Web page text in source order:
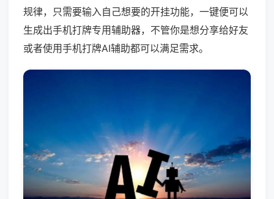
规律，只需要输入自己想要的开挂功能，一键便可以
生成出手机打牌专用辅助器，不管你是想分享给好友
或者使用手机打牌AI辅助都可以满足需求。